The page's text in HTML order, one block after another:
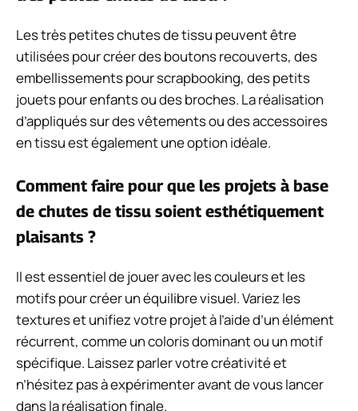
Les très petites chutes de tissu peuvent être
utilisées pour créer des boutons recouverts, des
embellissements pour scrapbooking, des petits
jouets pour enfants ou des broches. La réalisation
d’appliqués sur des vêtements ou des accessoires
en tissu est également une option idéale.
Comment faire pour que les projets à base
de chutes de tissu soient esthétiquement
plaisants ?
Il est essentiel de jouer avec les couleurs et les
motifs pour créer un équilibre visuel. Variez les
textures et unifiez votre projet à l’aide d’un élément
récurrent, comme un coloris dominant ou un motif
spécifique. Laissez parler votre créativité et
n’hésitez pas à expérimenter avant de vous lancer
dans la réalisation finale.